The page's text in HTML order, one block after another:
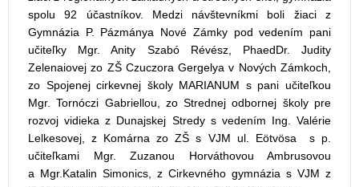
spolu 92 účastníkov. Medzi návštevníkmi boli žiaci z
Gymnázia P. Pázmánya Nové Zámky pod vedením pani
učiteľky Mgr. Anity Szabó Révész, PhaedDr. Judity
Zelenaiovej zo ZŠ Czuczora Gergelya v Nových Zámkoch,
zo Spojenej cirkevnej školy MARIANUM s pani učiteľkou
Mgr. Tornóczi Gabriellou, zo Strednej odbornej školy pre
rozvoj vidieka z Dunajskej Stredy s vedením Ing. Valérie
Lelkesovej, z Komárna zo ZŠ s VJM ul. Eötvösa s p.
učiteľkami Mgr. Zuzanou Horváthovou Ambrusovou
a Mgr.Katalin Simonics, z Cirkevného gymnázia s VJM z